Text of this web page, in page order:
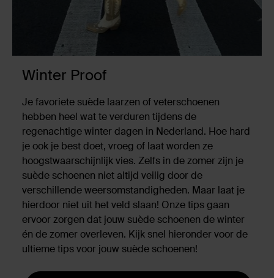
Winter Proof
Je favoriete suède laarzen of veterschoenen
hebben heel wat te verduren tijdens de
regenachtige winter dagen in Nederland. Hoe hard
je ook je best doet, vroeg of laat worden ze
hoogstwaarschijnlijk vies. Zelfs in de zomer zijn je
suède schoenen niet altijd veilig door de
verschillende weersomstandigheden. Maar laat je
hierdoor niet uit het veld slaan! Onze tips gaan
ervoor zorgen dat jouw suède schoenen de winter
én de zomer overleven. Kijk snel hieronder voor de
ultieme tips voor jouw suède schoenen!